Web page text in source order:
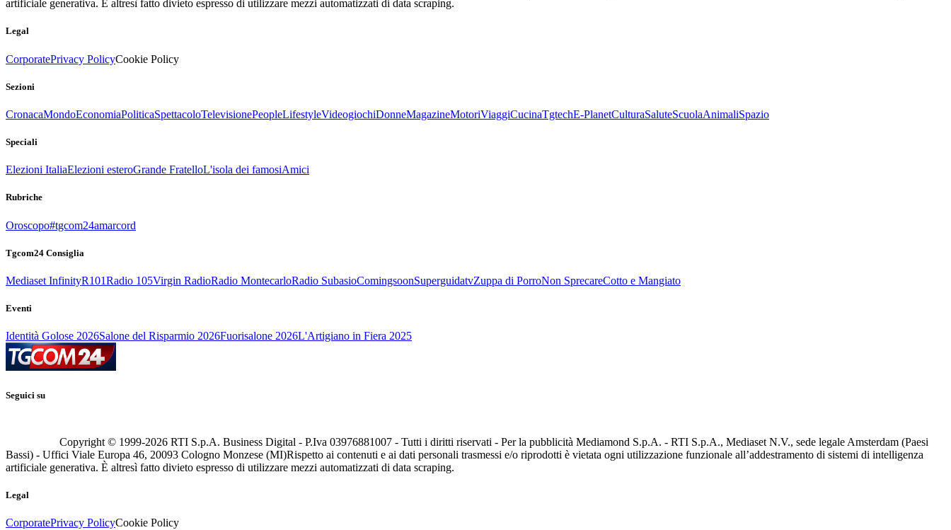
artificiale generativa. È altresì fatto divieto espresso di utilizzare mezzi automatizzati di data scraping.
Legal
CorporatePrivacy PolicyCookie Policy
Sezioni
CronacaMondoEconomiaPoliticaSpettacoloTelevisionePeopleLifestyleVideogiochiDonneMagazineMotoriViaggiCucinaTgtechE-PlanetCulturaSaluteScuolaAnimaliSpazio
Speciali
Elezioni ItaliaElezioni esteroGrande FratelloL'isola dei famosiAmici
Rubriche
Oroscopo#tgcom24amarcord
Tgcom24 Consiglia
Mediaset InfinityR101Radio 105Virgin RadioRadio MontecarloRadio SubasioComingsoonSuperguidatvZuppa di PorroNon SprecareCotto e Mangiato
Eventi
Identità Golose 2026Salone del Risparmio 2026Fuorisalone 2026L'Artigiano in Fiera 2025
Seguici su
Copyright © 1999-2026 RTI S.p.A. Business Digital - P.Iva 03976881007 - Tutti i diritti riservati - Per la pubblicità Mediamond S.p.A. - RTI S.p.A., Mediaset N.V., sede legale Amsterdam (Paesi
Bassi) - Uffici Viale Europa 46, 20093 Cologno Monzese (MI)Rispetto ai contenuti e ai dati personali trasmessi e/o riprodotti è vietata ogni utilizzazione funzionale all’addestramento di sistemi di intelligenza
artificiale generativa. È altresì fatto divieto espresso di utilizzare mezzi automatizzati di data scraping.
Legal
CorporatePrivacy PolicyCookie Policy